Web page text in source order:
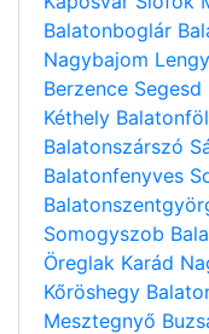
Balatonboglár
Nagybajom
Berzence Segesd
Kéthely
Balatonszárszó
Balatonfenyves
Somogyszob
Öreglak Karád
Kőröshegy
Mesztegnyő